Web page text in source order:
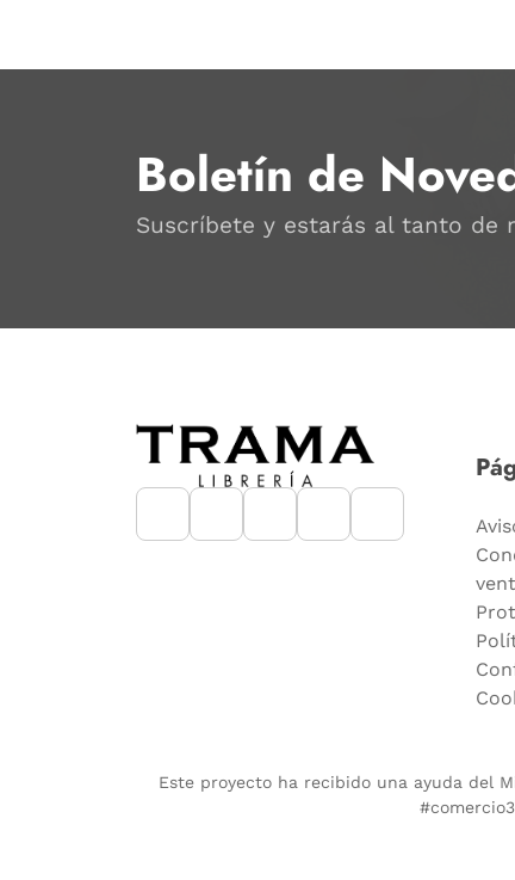
Boletín de
Suscríbete y estarás al tanto de
Este proyecto ha recibido una ayuda del